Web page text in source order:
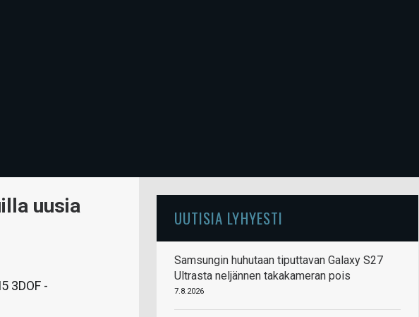
uusia
3DOF -
UUTISIA LYHYESTI
Samsungin huhutaan tiputtavan Galaxy S27
Ultrasta neljännen takakameran pois
7.8.2026